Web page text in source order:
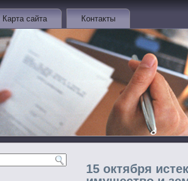
Карта сайта Контакты
15 октября